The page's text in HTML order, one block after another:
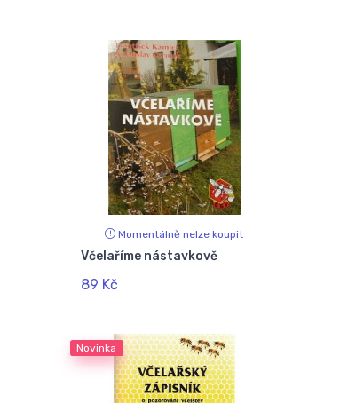
Momentálně nelze koupit
Včelaříme nástavkově
89 Kč
Novinka